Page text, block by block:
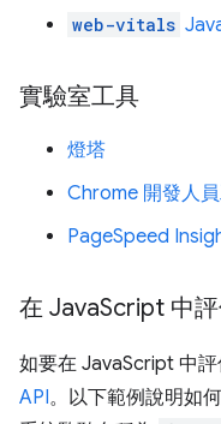
web-vitals
實驗室工具
燈塔
Chrome 開發人
PageSpeed
在 JavaScript 中
如要在 JavaScript 中
API。以下範例說明如